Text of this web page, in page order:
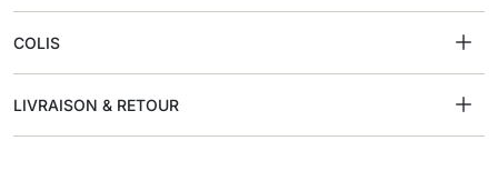
COLIS
LIVRAISON & RETOUR